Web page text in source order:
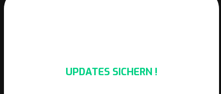
UPDATES SICHERN !